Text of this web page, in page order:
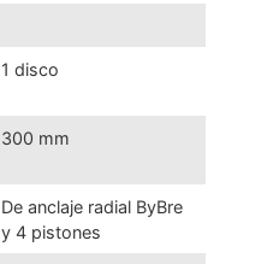
1 disco
300 mm
De anclaje radial ByBre
y 4 pistones